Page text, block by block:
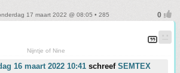
17 maart 2022 @ 08:05 • 285
Nijntje of Nine
16 maart 2022 10:41 schreef SEMTEX